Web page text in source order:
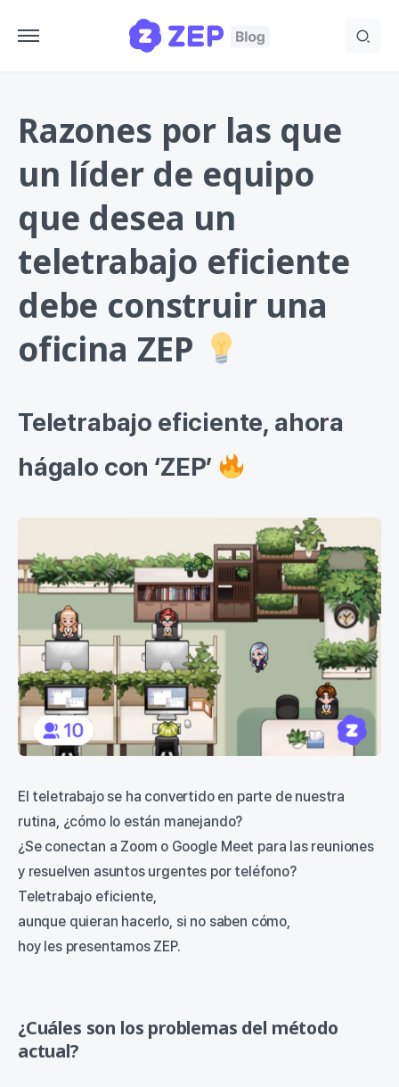
Razones por las que
un líder de equipo
que desea un
teletrabajo eficiente
debe construir una
oficina ZEP
Teletrabajo eficiente, ahora
hágalo con ‘ZEP’
El teletrabajo se ha convertido en parte de nuestra
rutina, ¿cómo lo están manejando?
¿Se conectan a Zoom o Google Meet para las reuniones
y resuelven asuntos urgentes por teléfono?
Teletrabajo eficiente,
aunque quieran hacerlo, si no saben cómo,
hoy les presentamos ZEP.
¿Cuáles son los problemas del método
actual?